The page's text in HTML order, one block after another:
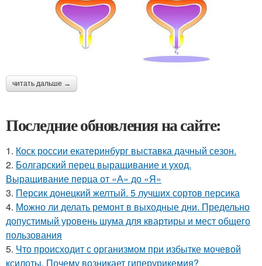
читать дальше →
Последние обновления на сайте:
1. Коск россии екатеринбург выставка дачный сезон.
2. Болгарский перец выращивание и уход.
Выращивание перца от «А» до «Я»
3. Персик донецкий желтый. 5 лучших сортов персика
4. Можно ли делать ремонт в выходные дни. Предельно
допустимый уровень шума для квартиры и мест общего
пользования
5. Что происходит с организмом при избытке мочевой
ксилоты. Почему возникает гиперурикемия?